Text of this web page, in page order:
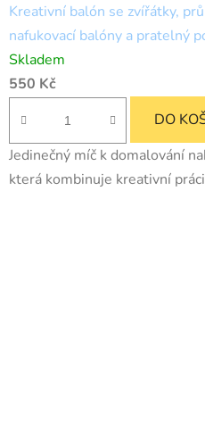
Kreativní balón se zvířátky,
nafukovací balóny a pratelný
Skladem
550 Kč
DO
Jedinečný míč k domalování
která kombinuje kreativní